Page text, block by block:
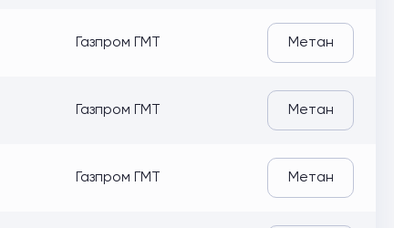
Газпром ГМТ Метан
Газпром ГМТ Метан
Газпром ГМТ Метан